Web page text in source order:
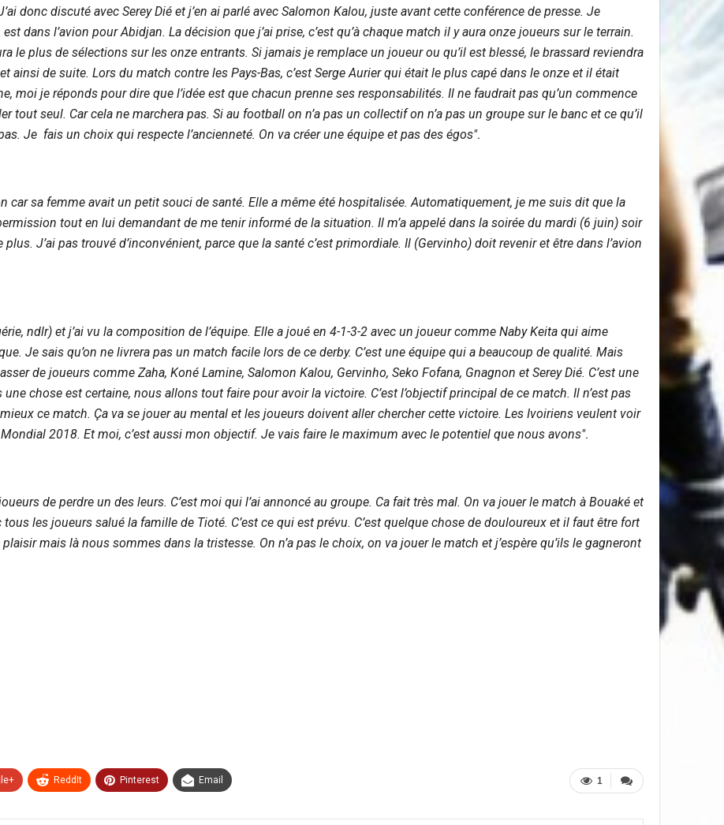
donc discuté avec Serey Dié et j’en ai parlé avec Salomon Kalou, juste avant cette conférence de presse. Je
dans l’avion pour Abidjan. La décision que j’ai prise, c’est qu’à chaque match il y aura onze joueurs sur le terrain.
le plus de sélections sur les onze entrants. Si jamais je remplace un joueur ou qu’il est blessé, le brassard reviendra
ainsi de suite. Lors du match contre les Pays-Bas, c’est Serge Aurier qui était le plus capé dans le onze et il était
moi je réponds pour dire que l’idée est que chacun prenne ses responsabilités. Il ne faudrait pas qu’un commence
tout seul. Car cela ne marchera pas. Si au football on n’a pas un collectif on n’a pas un groupe sur le banc et ce qu’il
Je fais un choix qui respecte l’ancienneté. On va créer une équipe et pas des égos".
car sa femme avait un petit souci de santé. Elle a même été hospitalisée. Automatiquement, je me suis dit que la
tout en lui demandant de me tenir informé de la situation. Il m’a appelé dans la soirée du mardi (6 juin) soir
J’ai pas trouvé d’inconvénient, parce que la santé c’est primordiale. Il (Gervinho) doit revenir et être dans l’avion
ndlr) et j’ai vu la composition de l’équipe. Elle a joué en 4-1-3-2 avec un joueur comme Naby Keita qui aime
Je sais qu’on ne livrera pas un match facile lors de ce derby. C’est une équipe qui a beaucoup de qualité. Mais
de joueurs comme Zaha, Koné Lamine, Salomon Kalou, Gervinho, Seko Fofana, Gnagnon et Serey Dié. C’est une
chose est certaine, nous allons tout faire pour avoir la victoire. C’est l’objectif principal de ce match. Il n’est pas
ce match. Ça va se jouer au mental et les joueurs doivent aller chercher cette victoire. Les Ivoiriens veulent voir
2018. Et moi, c’est aussi mon objectif. Je vais faire le maximum avec le potentiel que nous avons".
de perdre un des leurs. C’est moi qui l’ai annoncé au groupe. Ca fait très mal. On va jouer le match à Bouaké et
les joueurs salué la famille de Tioté. C’est ce qui est prévu. C’est quelque chose de douloureux et il faut être fort
mais là nous sommes dans la tristesse. On n’a pas le choix, on va jouer le match et j’espère qu’ils le gagneront
1
ReddIt Pinterest Email